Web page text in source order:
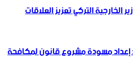
الخارجية التركي تعزيز العلاقات
إعداد مسودة مشروع قانون لمكافحة